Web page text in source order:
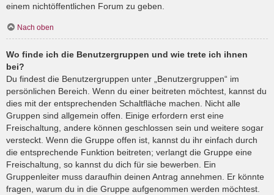
einem nichtöffentlichen Forum zu geben.
Nach oben
Wo finde ich die Benutzergruppen und wie trete ich ihnen
bei?
Du findest die Benutzergruppen unter „Benutzergruppen“ im
persönlichen Bereich. Wenn du einer beitreten möchtest, kannst du
dies mit der entsprechenden Schaltfläche machen. Nicht alle
Gruppen sind allgemein offen. Einige erfordern erst eine
Freischaltung, andere können geschlossen sein und weitere sogar
versteckt. Wenn die Gruppe offen ist, kannst du ihr einfach durch
die entsprechende Funktion beitreten; verlangt die Gruppe eine
Freischaltung, so kannst du dich für sie bewerben. Ein
Gruppenleiter muss daraufhin deinen Antrag annehmen. Er könnte
fragen, warum du in die Gruppe aufgenommen werden möchtest.